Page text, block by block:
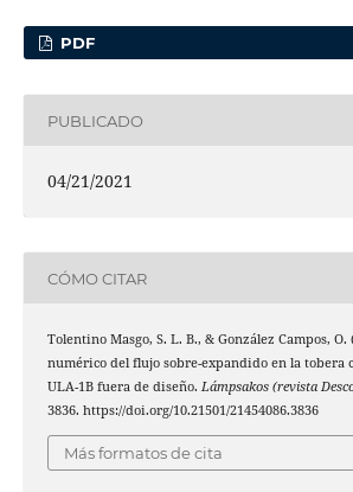
PDF
PUBLICADO
04/21/2021
CÓMO CITAR
Tolentino Masgo, S. L. B., & González Campos,
numérico del flujo sobre-expandido en la tobera
ULA-1B fuera de diseño. Lámpsakos (revista
3836. https://doi.org/10.21501/21454086.3836
Más formatos de cita